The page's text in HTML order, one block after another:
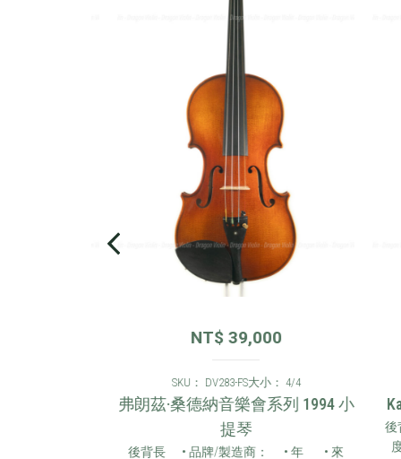
NT$39,000
SKU： DV283-FS大小： 4/4
弗朗茲·桑德納音樂會系列 1994 小
提琴
後背長
• 品牌/製造商：
• 年
• 來
後背
度：